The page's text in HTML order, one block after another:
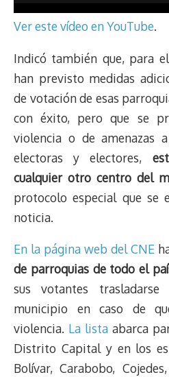
Ver este vídeo en YouTube.
Indicó también que, para
han previsto medidas
de votación de esas
con éxito, pero que se
violencia o de amenazas
electoras y electores,
cualquier otro centro del
protocolo especial que se
noticia.
En la página web del CNE
de parroquias de todo el
sus votantes
municipio en caso de
violencia. La lista abarca
Distrito Capital y en los
Bolívar, Carabobo,